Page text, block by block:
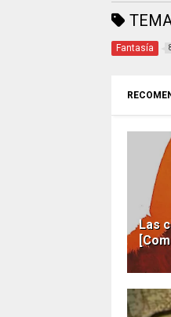
Fantasía
Las